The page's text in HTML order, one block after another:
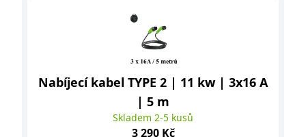
Nabíjecí kabel TYPE 2 | 11 kw | 3x16 A
| 5 m
Skladem 2-5 kusů
Cena
3 290 Kč